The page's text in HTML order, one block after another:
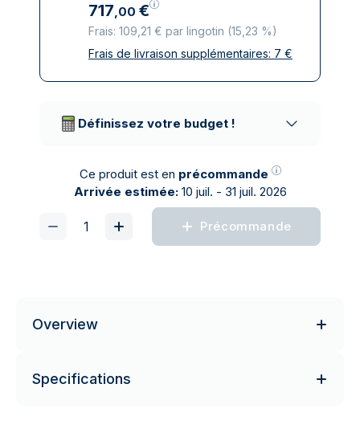
717,00 €
Frais: 109,21 € par lingotin (15,23 %)
Toutes taxes comprises
Frais de livraison supplémentaires: 7 €
Définissez votre budget !
Ce produit est en précommande
Arrivée estimée:10 juil. - 31 juil. 2026
Précommande
Overview
Specifications